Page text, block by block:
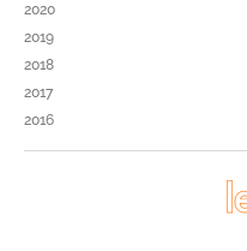
2020
2019
2018
2017
2016